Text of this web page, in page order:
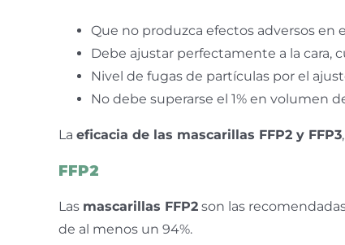
Que no produzca efectos adversos en
Debe ajustar perfectamente a la cara,
Nivel de fugas de partículas por el
No debe superarse el 1% en volumen
La eficacia de las mascarillas FFP2 y FFP3
FFP2
Las mascarillas FFP2son las
de al menos un 94%.